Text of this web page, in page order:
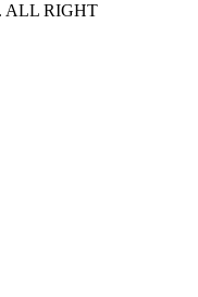
ALL RIGHT